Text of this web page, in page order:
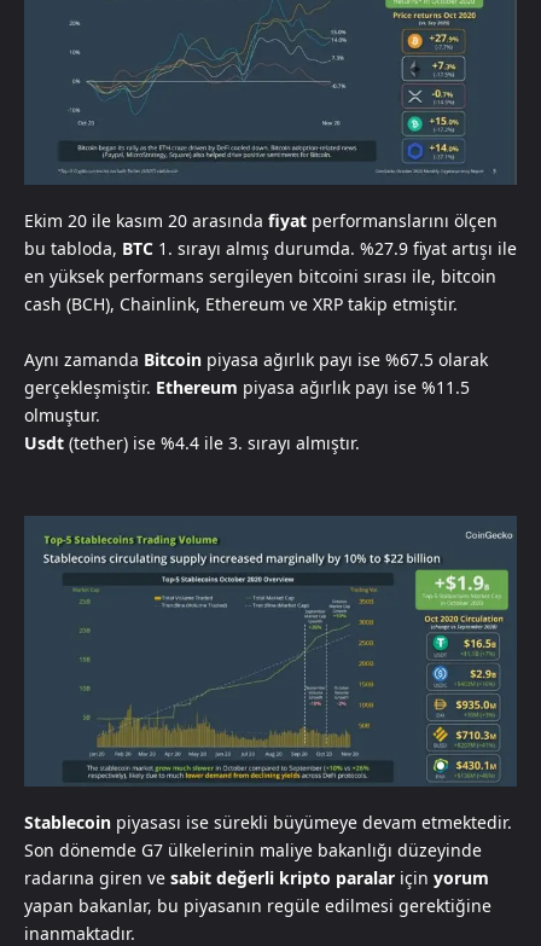
Ekim 20 ile kasım 20 arasında fiyat performanslarını ölçen
bu tabloda, BTC 1. sırayı almış durumda. %27.9 fiyat artışı ile
en yüksek performans sergileyen bitcoini sırası ile, bitcoin
cash (BCH), Chainlink, Ethereum ve XRP takip etmiştir.
Aynı zamanda Bitcoin piyasa ağırlık payı ise %67.5 olarak
gerçekleşmiştir. Ethereum piyasa ağırlık payı ise %11.5
olmuştur.
Usdt (tether) ise %4.4 ile 3. sırayı almıştır.
Stablecoin piyasası ise sürekli büyümeye devam etmektedir.
Son dönemde G7 ülkelerinin maliye bakanlığı düzeyinde
radarına giren ve sabit değerli kripto paralar için yorum
yapan bakanlar, bu piyasanın regüle edilmesi gerektiğine
inanmaktadır.